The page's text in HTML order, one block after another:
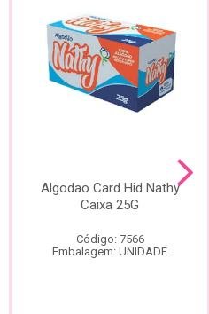
Algodao Card Hid Nathy
Caixa 25G
Código: 7566
Embalagem: UNIDADE